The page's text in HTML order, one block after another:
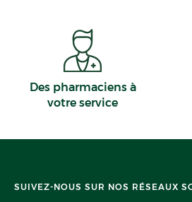
Des pharmaciens à
votre service
SUIVEZ-NOUS SUR NOS RÉSEAUX